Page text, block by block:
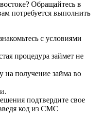
Обращайтесь в
потребуется выполнить
с условиями
процедура займет не
на получение займа во
подтвердите свое
код из СМС